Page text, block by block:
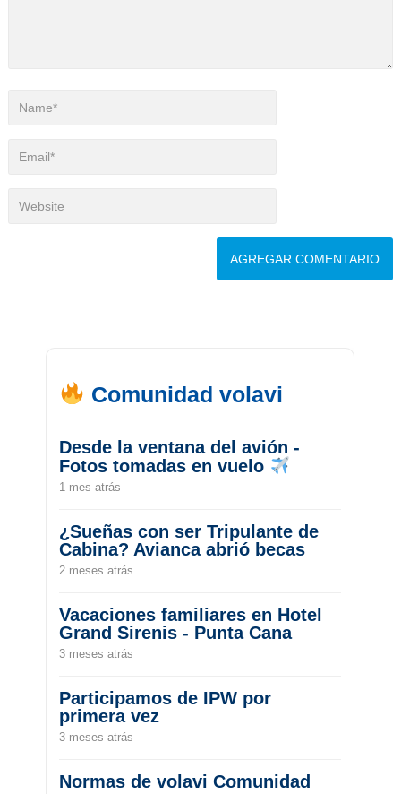
Comunidad volavi
Desde la ventana del avión -
Fotos tomadas en vuelo
1 mes atrás
¿Sueñas con ser Tripulante de
Cabina? Avianca abrió becas
2 meses atrás
Vacaciones familiares en Hotel
Grand Sirenis - Punta Cana
3 meses atrás
Participamos de IPW por
primera vez
3 meses atrás
Normas de volavi Comunidad